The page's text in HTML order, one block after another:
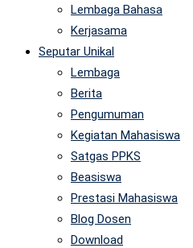
Lembaga Bahasa
Kerjasama
Seputar Unikal
Lembaga
Berita
Pengumuman
Kegiatan Mahasiswa
Satgas PPKS
Beasiswa
Prestasi Mahasiswa
Blog Dosen
Download